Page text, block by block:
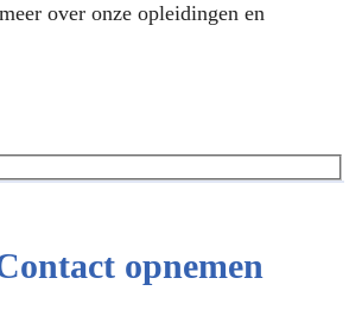
over onze opleidingen en
opnemen